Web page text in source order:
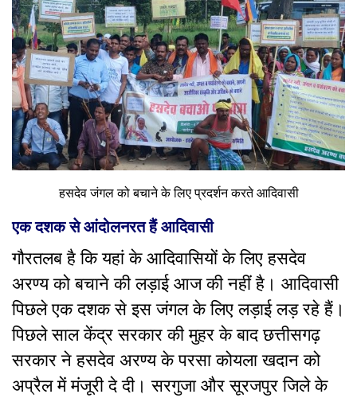
हसदेव जंगल को बचाने के लिए प्रदर्शन करते आदिवासी
एक दशक से आंदोलनरत हैं आदिवासी
गौरतलब है कि यहां के आदिवासियों के लिए हसदेव
अरण्य को बचाने की लड़ाई आज की नहीं है। आदिवासी
पिछले एक दशक से इस जंगल के लिए लड़ाई लड़ रहे हैं।
पिछले साल केंद्र सरकार की मुहर के बाद छत्तीसगढ़
सरकार ने हसदेव अरण्य के परसा कोयला खदान को
अप्रैल में मंजूरी दे दी। सरगुजा और सूरजपुर जिले के